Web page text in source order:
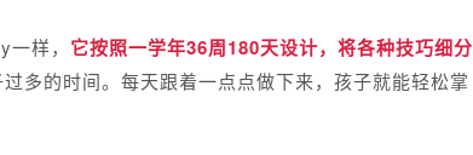
样， 它按照一学年36周180天设计， 将各种技巧细分
多的时间。每天跟着一点点做下来，孩子就能轻松掌